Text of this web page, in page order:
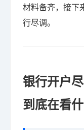
材料备齐，接下
行尽调。
银行开户
到底在看